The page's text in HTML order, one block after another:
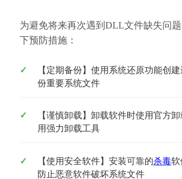
为避免将来再次遇到DLL文件缺失问
下预防措施：
【定期备份】使用系统还原功能创
份重要系统文件
【谨慎卸载】卸载软件时使用官方
用强力卸载工具
【使用安全软件】安装可靠的杀毒软
防止恶意软件破坏系统文件